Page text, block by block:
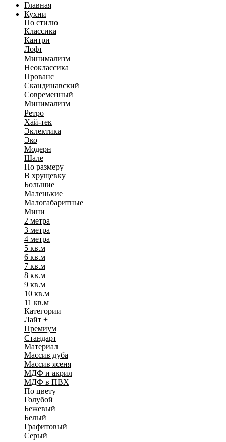
Главная
Кухни
По стилю
Классика
Кантри
Лофт
Минимализм
Неоклассика
Прованс
Скандинавский
Современный
Минимализм
Ретро
Хай-тек
Эклектика
Эко
Модерн
Шале
По размеру
В хрущевку
Большие
Маленькие
Малогабаритные
Мини
2 метра
3 метра
4 метра
5 кв.м
6 кв.м
7 кв.м
8 кв.м
9 кв.м
10 кв.м
11 кв.м
Категории
Лайт +
Премиум
Стандарт
Материал
Массив дуба
Массив ясеня
МДФ и акрил
МДФ в ПВХ
По цвету
Голубой
Бежевый
Белый
Графитовый
Серый